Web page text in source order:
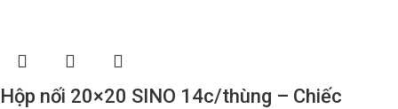
Hộp nối 20×20 SINO 14c/thùng – Chiếc